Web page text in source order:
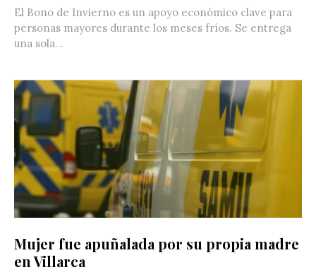
El Bono de Invierno es un apoyo económico clave para
personas mayores durante los meses fríos. Se entrega
una sola...
Mujer fue apuñalada por su propia madre
en Villarca